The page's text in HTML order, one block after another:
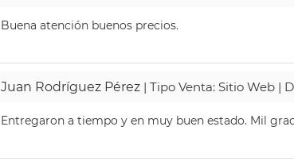
Buena atención buenos precios.
Juan Rodríguez Pérez | Tipo Venta: Sitio Web |
Entregaron a tiempo y en muy buen estado. Mil